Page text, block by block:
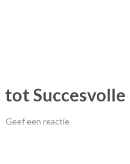
Geef een reactie